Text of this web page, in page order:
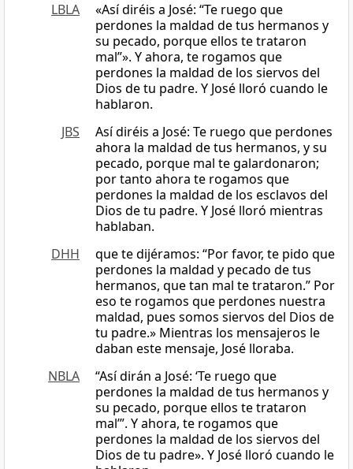
LBLA
«Así diréis a José: “Te ruego que
perdones la maldad de tus hermanos y
su pecado, porque ellos te trataron
mal”». Y ahora, te rogamos que
perdones la maldad de los siervos del
Dios de tu padre. Y José lloró cuando le
hablaron.
JBS
Así diréis a José: Te ruego que perdones
ahora la maldad de tus hermanos, y su
pecado, porque mal te galardonaron;
por tanto ahora te rogamos que
perdones la maldad de los esclavos del
Dios de tu padre. Y José lloró mientras
hablaban.
DHH
que te dijéramos: “Por favor, te pido que
perdones la maldad y pecado de tus
hermanos, que tan mal te trataron.” Por
eso te rogamos que perdones nuestra
maldad, pues somos siervos del Dios de
tu padre.» Mientras los mensajeros le
daban este mensaje, José lloraba.
NBLA
“Así dirán a José: ‘Te ruego que
perdones la maldad de tus hermanos y
su pecado, porque ellos te trataron
mal’”. Y ahora, te rogamos que
perdones la maldad de los siervos del
Dios de tu padre». Y José lloró cuando le